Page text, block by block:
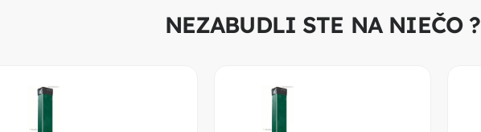
NEZABUDLI STE NA NIEČO ?